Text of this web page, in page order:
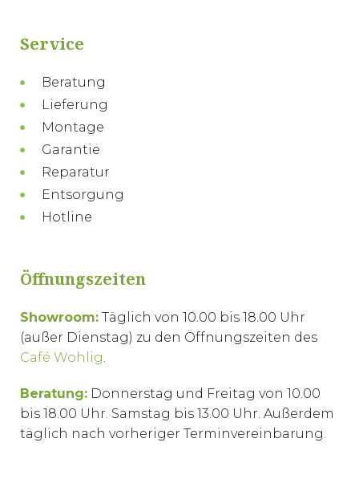
Service
Beratung
Lieferung
Montage
Garantie
Reparatur
Entsorgung
Hotline
Öffnungszeiten
Showroom: Täglich von 10.00 bis 18.00 Uhr
(außer Dienstag) zu den Öffnungszeiten des
Café Wohlig.
Beratung: Donnerstag und Freitag von 10.00
bis 18.00 Uhr. Samstag bis 13.00 Uhr. Außerdem
täglich nach vorheriger Terminvereinbarung.